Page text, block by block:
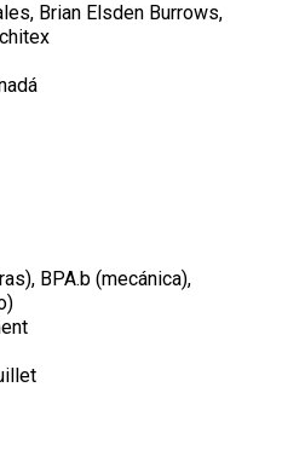
Brian Elsden Burrows,
BPA.b (mecánica),